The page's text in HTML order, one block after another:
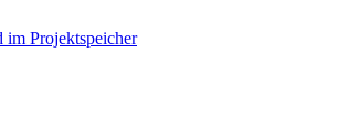
im Projektspeicher